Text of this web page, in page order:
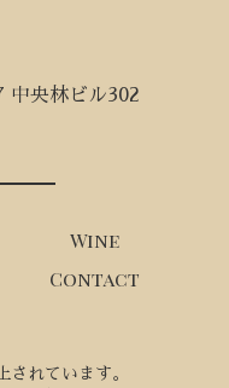
中央林ビル302
Wine
Contact
れています。